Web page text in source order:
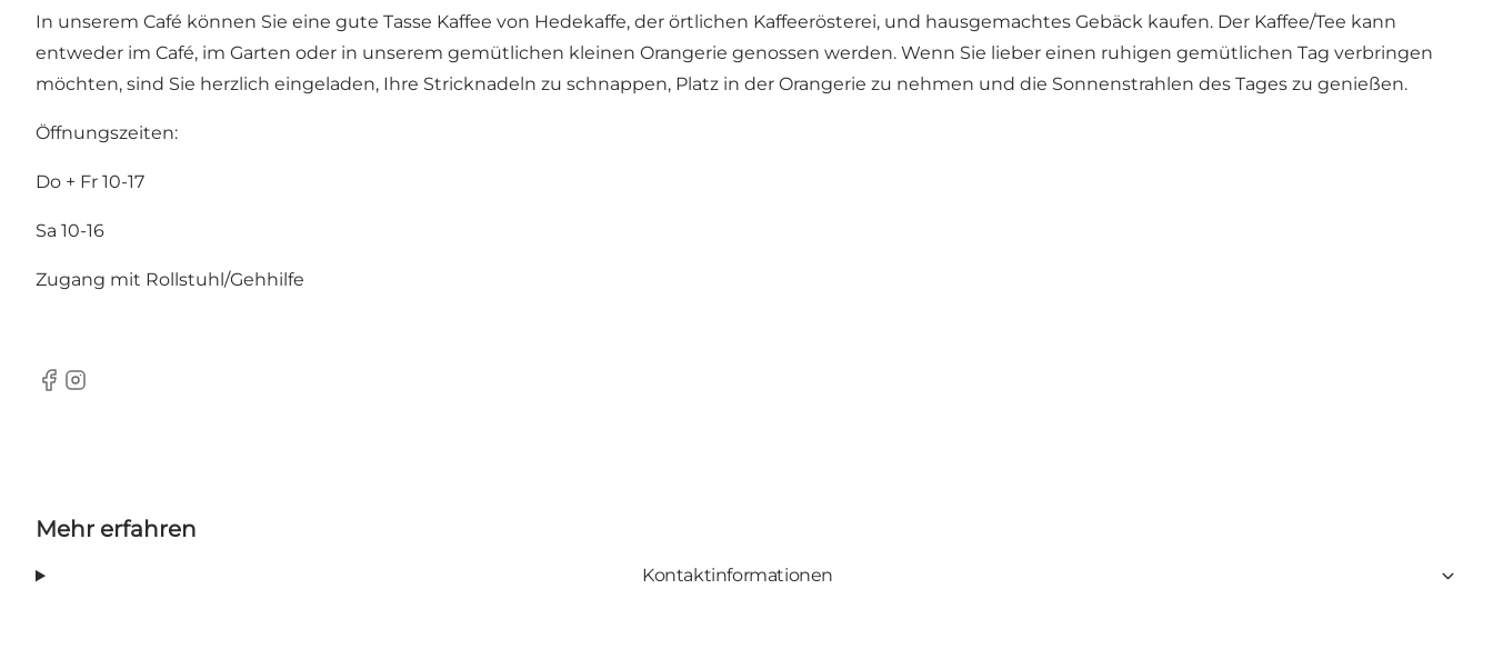
In unserem Café können Sie eine gute Tasse Kaffee von Hedekaffe, der örtlichen Kaffeerösterei, und hausgemachtes Gebäck kaufen. Der Kaffee/Tee kann
entweder im Café, im Garten oder in unserem gemütlichen kleinen Orangerie genossen werden. Wenn Sie lieber einen ruhigen gemütlichen Tag verbringen
möchten, sind Sie herzlich eingeladen, Ihre Stricknadeln zu schnappen, Platz in der Orangerie zu nehmen und die Sonnenstrahlen des Tages zu genießen.
Öffnungszeiten:
Do + Fr 10-17
Sa 10-16
Zugang mit Rollstuhl/Gehhilfe
Facebook
Instagram
Mehr erfahren
Kontaktinformationen